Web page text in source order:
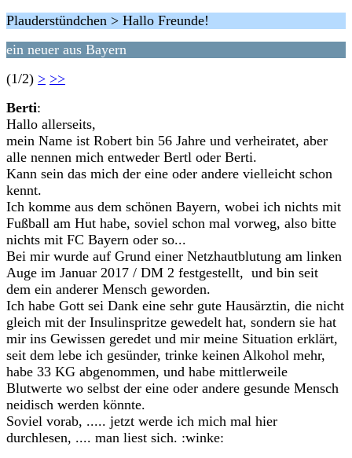
Plauderstündchen > Hallo Freunde!
ein neuer aus Bayern
(1/2) > >>
Berti:
Hallo allerseits,
mein Name ist Robert bin 56 Jahre und verheiratet, aber
alle nennen mich entweder Bertl oder Berti.
Kann sein das mich der eine oder andere vielleicht schon
kennt.
Ich komme aus dem schönen Bayern, wobei ich nichts mit
Fußball am Hut habe, soviel schon mal vorweg, also bitte
nichts mit FC Bayern oder so...
Bei mir wurde auf Grund einer Netzhautblutung am linken
Auge im Januar 2017 / DM 2 festgestellt, und bin seit
dem ein anderer Mensch geworden.
Ich habe Gott sei Dank eine sehr gute Hausärztin, die nicht
gleich mit der Insulinspritze gewedelt hat, sondern sie hat
mir ins Gewissen geredet und mir meine Situation erklärt,
seit dem lebe ich gesünder, trinke keinen Alkohol mehr,
habe 33 KG abgenommen, und habe mittlerweile
Blutwerte wo selbst der eine oder andere gesunde Mensch
neidisch werden könnte.
Soviel vorab, ..... jetzt werde ich mich mal hier
durchlesen, .... man liest sich. :winke: